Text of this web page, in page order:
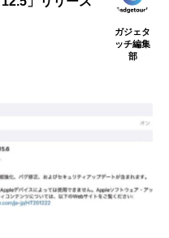
ガジェタ
ッチ編集
部